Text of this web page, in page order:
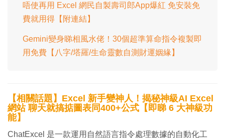
唔使再用 Excel 網民自製壽司郎App爆紅 免安裝免
費就用得【附連結】
Gemini變身睇相風水佬！30個超準算命指令複製即
用免費【八字/塔羅/生命靈數自測財運姻緣】
【相關話題】Excel 新手變神人！揭秘神級AI Excel
網站 聊天就搞掂圖表同400+公式【即睇 6 大神級功
能】
ChatExcel 是一款運用自然語言指令處理數據的自動化工